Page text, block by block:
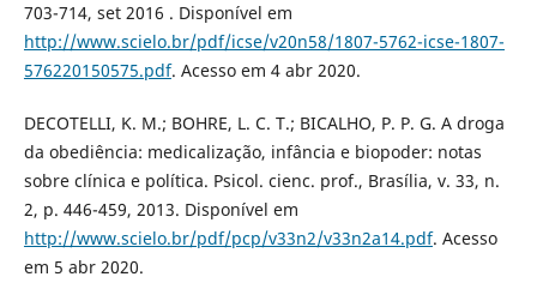
703-714, set 2016 . Disponível em
http://www.scielo.br/pdf/icse/v20n58/1807-5762-icse-1807-
576220150575.pdf. Acesso em 4 abr 2020.
DECOTELLI, K. M.; BOHRE, L. C. T.; BICALHO, P. P. G. A droga
da obediência: medicalização, infância e biopoder: notas
sobre clínica e política. Psicol. cienc. prof., Brasília, v. 33, n.
2, p. 446-459, 2013. Disponível em
http://www.scielo.br/pdf/pcp/v33n2/v33n2a14.pdf. Acesso
em 5 abr 2020.